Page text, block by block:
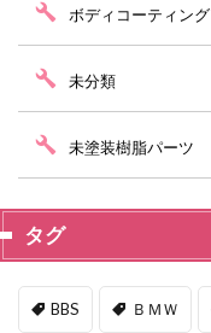
ボディコーティング
未分類
未塗装樹脂パーツ
タグ
BBS ＢＭＷ